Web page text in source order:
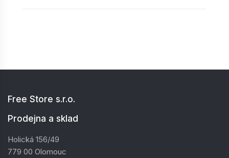
Free Store s.r.o.
Prodejna a sklad
Holická 156/49
779 00 Olomouc